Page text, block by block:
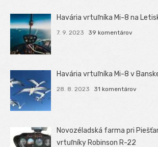
Havária vrtuľníka Mi-8 na
7. 9. 2023 39 komentárov
Havária vrtuľníka Mi-8 v
28. 8. 2023 31 komentárov
Novozéladská farma pri
vrtuľníky Robinson R-22